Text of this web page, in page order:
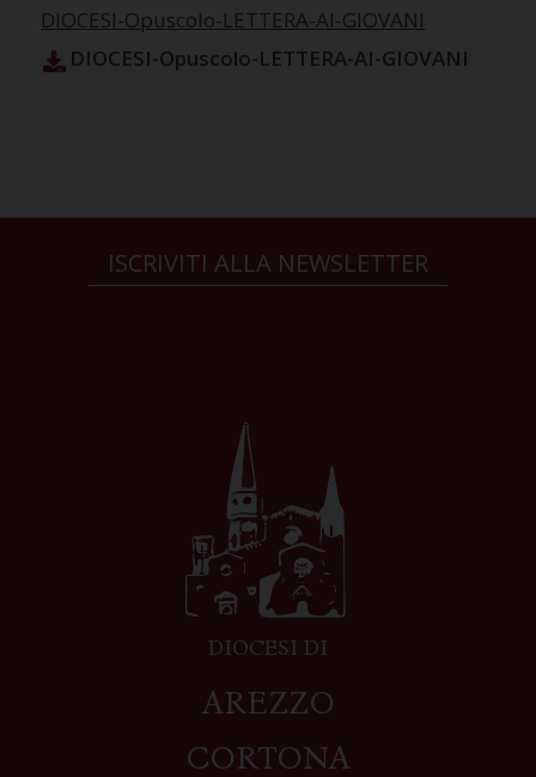
DIOCESI-Opuscolo-LETTERA-AI-GIOVANI
DIOCESI-Opuscolo-LETTERA-AI-GIOVANI
ISCRIVITI ALLA NEWSLETTER
DIOCESI DI
AREZZO
CORTONA